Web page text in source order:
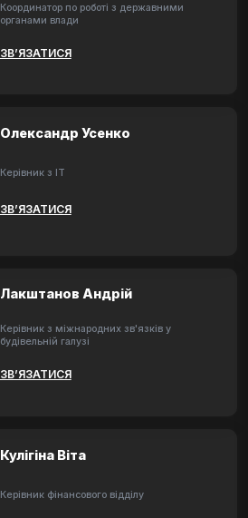
Координатор по роботі з державними
органами влади
ЗВ’ЯЗАТИСЯ
Олександр Усенко
Керівник з ІТ
ЗВ’ЯЗАТИСЯ
Лакштанов Андрій
Керівник з міжнародних зв'язків у
будівельній галузі
ЗВ’ЯЗАТИСЯ
Кулігіна Віта
Керівник фінансового відділу